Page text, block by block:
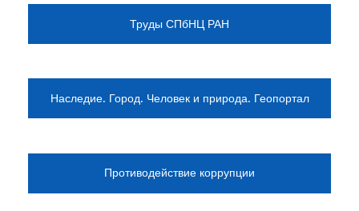
Труды СПбНЦ РАН
Наследие. Город. Человек и природа. Геопортал
Противодействие коррупции